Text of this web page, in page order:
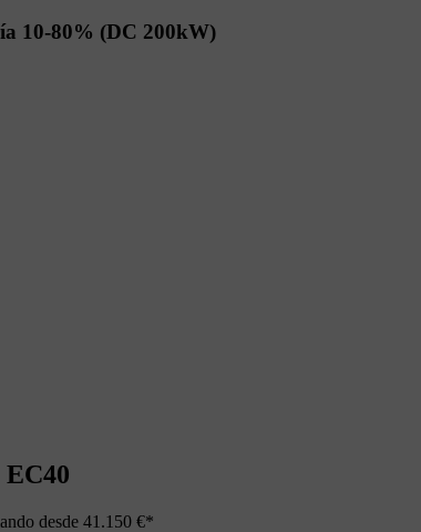
10-80% (DC 200kW)
desde 41.150 €*